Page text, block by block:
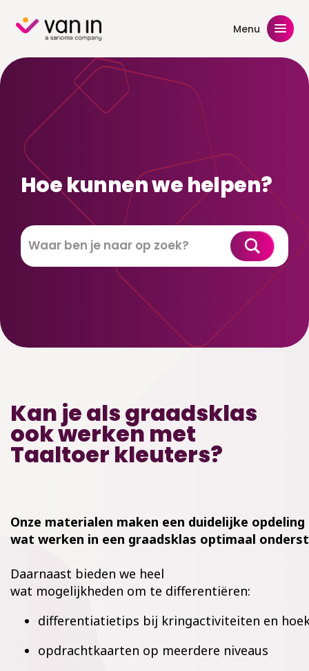
content Menu
Hoe kunnen we helpen?
Zoeken
Kan je als graadsklas
ook werken met
Taaltoer kleuters?
Onze materialen maken een duidelijke
wat werken in een graadsklas optimaal
Daarnaast bieden we heel
wat mogelijkheden om te differentiëren:
differentiatietips bij kringactiviteiten en
opdrachtkaarten op meerdere niveaus